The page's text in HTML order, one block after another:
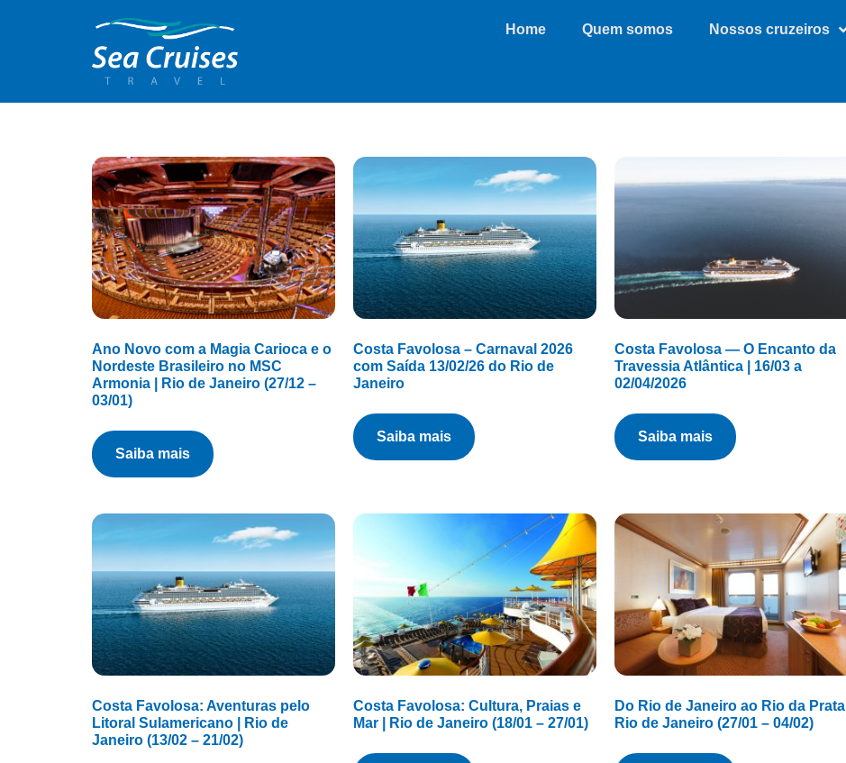
Home Quem somos Nossos cruzeiros
Ano Novo com a Magia Carioca e o
Nordeste Brasileiro no MSC
Armonia | Rio de Janeiro (27/12 –
03/01)
saiba mais
Costa Favolosa – Carnaval 2026
com Saída 13/02/26 do Rio de
Janeiro
saiba mais
Costa Favolosa — O Encanto da
Travessia Atlântica | 16/03 a
02/04/2026
saiba mais
Costa Favolosa: Aventuras pelo
Litoral Sulamericano | Rio de
Janeiro (13/02 – 21/02)
Costa Favolosa: Cultura, Praias e
Mar | Rio de Janeiro (18/01 – 27/01)
Do Rio de Janeiro ao Rio da Prata |
Rio de Janeiro (27/01 – 04/02)